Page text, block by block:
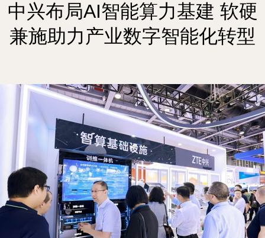
中兴布局AI智能算力基建 软硬
兼施助力产业数字智能化转型